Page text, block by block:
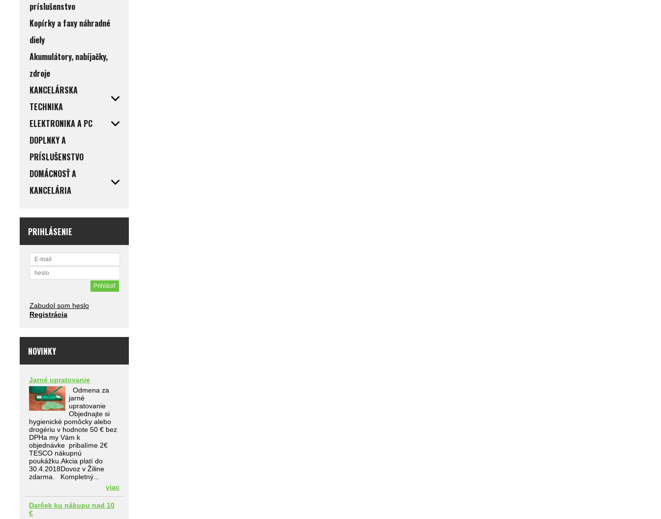
príslušenstvo
Kopírky a faxy náhradné
diely
Akumulátory, nabíjačky,
zdroje
KANCELÁRSKA
TECHNIKA
ELEKTRONIKA A PC
DOPLNKY A
PRÍSLUŠENSTVO
DOMÁCNOSŤ A
KANCELÁRIA
PRIHLÁSENIE
Zabudol som heslo
Registrácia
NOVINKY
Jarné upratovanie
Odmena za
jarné
upratovanie
Objednajte si
hygienické pomôcky alebo
drogériu v hodnote 50 € bez
DPHa my Vám k
objednávke pribalíme 2€
TESCO nákupnú
poukážku.Akcia platí do
30.4.2018Dovoz v Žiline
zdarma. Kompletný...
viac
Darček ku nákupu nad 10
€